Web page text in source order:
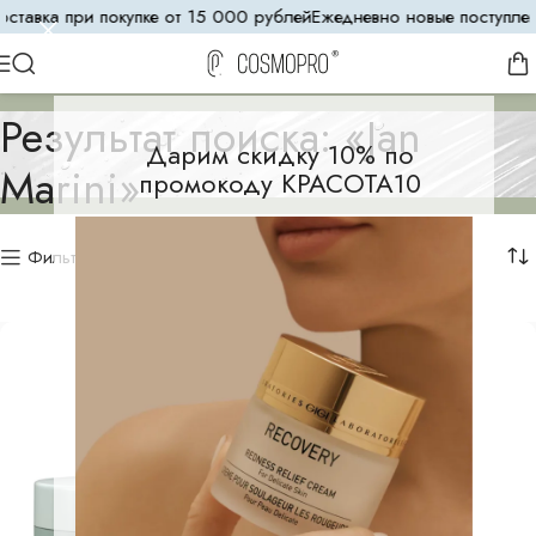
Дарим скидку 10% по
промокоду КРАСОТА10
при покупке от 15 000 рублейЕжедневно новые поступления
Результат поиска: «Jan
Marini»
Фильтр